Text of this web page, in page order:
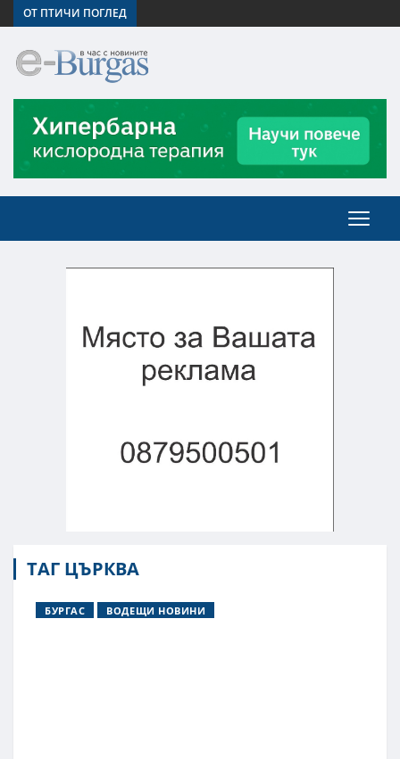
ОТ ПТИЧИ ПОГЛЕД
ТАГ ЦЪРКВА
БУРГАС ВОДЕЩИ НОВИНИ